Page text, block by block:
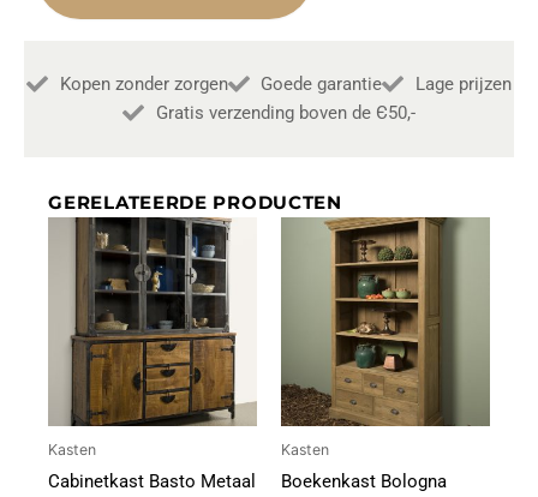
Towerliving
Kopen zonder zorgen Goede garantie
Lage prijzen
Gratis verzending boven de Є50,-
GERELATEERDE PRODUCTEN
Kasten
Cabinetkast Basto Metaal
Kasten
Boekenkast Bologna